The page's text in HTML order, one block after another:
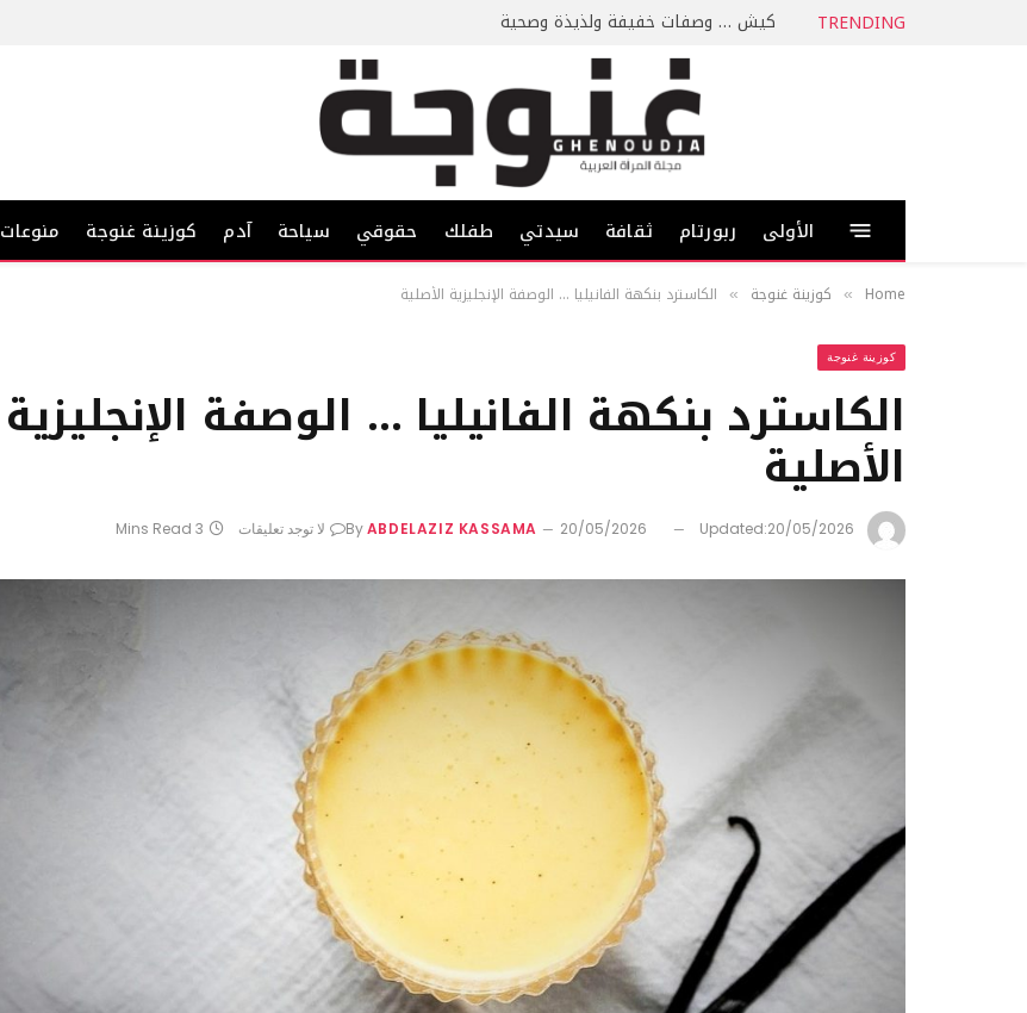
TRENDING كيش … وصفات خفيفة ولذيذة وصحية
الأولى ربورتام ثقافة سيدتي طفلك حقوقي سياحة آدم كوزينة غنوجة منوعات
Home
» كوزينة غنوجة » الكاسترد بنكهة الفانيليا … الوصفة الإنجليزية الأصلية
كوزينة غنوجة
الكاسترد بنكهة الفانيليا … الوصفة الإنجليزية
الأصلية
ByABDELAZIZ KASSAMA 20/05/2026 Updated:20/05/2026 لا توجد تعليقات 3 Mins Read